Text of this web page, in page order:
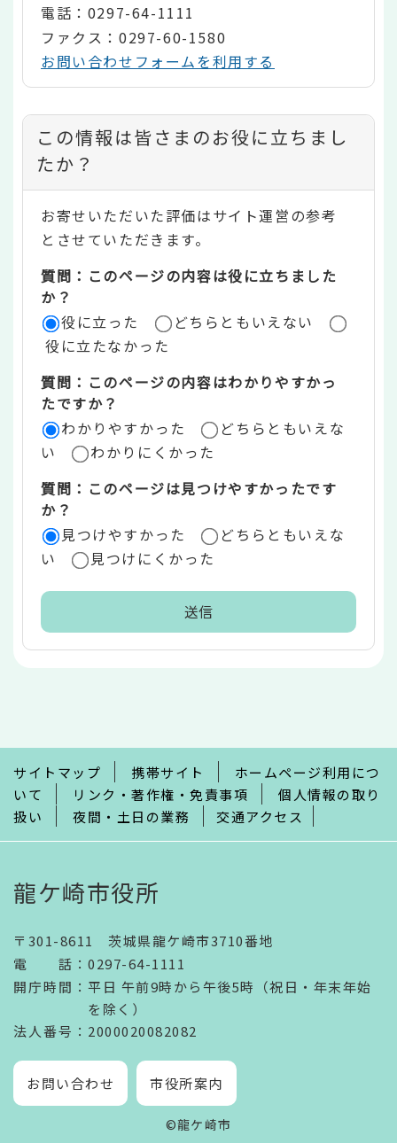
電話：0297-64-1111
ファクス：0297-60-1580
お問い合わせフォームを利用する
コ
ン
テ
ン
ツ
評
価
リ
ア
この情報は皆さまのお役に立ちまし
たか？
お寄せいただいた評価はサイト運営の参考
とさせていただきます。
質問：このページの内容は役に立ちました
か？
役に立った
どちらともいえない
役に立たなかった
質問：このページの内容はわかりやすかっ
たですか？
わかりやすかった
どちらともいえな
い
わかりにくかった
質問：このページは見つけやすかったです
か？
見つけやすかった
どちらともいえな
い
見つけにくかった
で
サイトマップ 携帯サイト
ホームページ利用につ
いて
リンク・著作権・免責事項
個人情報の取り
扱い
夜間・土日の業務 交通アクセス
龍ケ崎市役所
〒301-8611 茨城県龍ケ崎市3710番地
電話 ： 0297-64-1111
開庁時間 ： 平日 午前9時から午後5時（祝日・年末年始
を除く）
法人番号 ：2000020082082
お問い合わせ 市役所案内
©龍ケ崎市